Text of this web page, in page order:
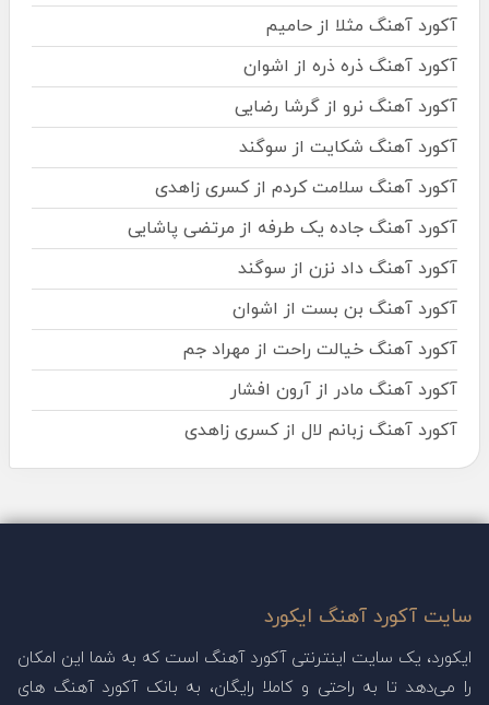
آکورد آهنگ مثلا از حامیم
آکورد آهنگ ذره ذره از اشوان
آکورد آهنگ نرو از گرشا رضایی
آکورد آهنگ شکایت از سوگند
آکورد آهنگ سلامت کردم از کسری زاهدی
آکورد آهنگ جاده یک طرفه از مرتضی پاشایی
آکورد آهنگ داد نزن از سوگند
آکورد آهنگ بن بست از اشوان
آکورد آهنگ خیالت راحت از مهراد جم
آکورد آهنگ مادر از آرون افشار
آکورد آهنگ زبانم لال از کسری زاهدی
سایت آکورد آهنگ ایکورد
ایکورد، یک سایت اینترنتی آکورد آهنگ است که به شما این امکان
را می‌دهد تا به راحتی و کاملا رایگان، به بانک آکورد آهنگ های